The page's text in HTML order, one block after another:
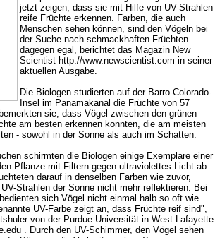
jetzt zeigen, dass sie mit Hilfe von UV-Strahlen
reife Früchte erkennen. Farben, die auch
Menschen sehen können, sind den Vögeln bei
der Suche nach schmackhaften Früchten
dagegen egal, berichtet das Magazin New
Scientist http://www.newscientist.com in seiner
aktuellen Ausgabe.
Die Biologen studierten auf der Barro-Colorado-
Insel im Panamakanal die Früchte von 57
sie, dass Vögel zwischen den grünen
am besten erkennen konnten, die am meisten
- sowohl in der Sonne als auch im Schatten.
schirmten die Biologen einige Exemplare einer
Pflanze mit Filtern gegen ultraviolettes Licht ab.
darauf in denselben Farben wie zuvor,
Strahlen der Sonne nicht mehr reflektieren. Bei
sich Vögel nicht einmal halb so oft wie
UV-Farbe zeigt an, dass Früchte reif sind",
von der Purdue-Universität in West Lafayette
. Durch den UV-Schimmer, den Vögel sehen